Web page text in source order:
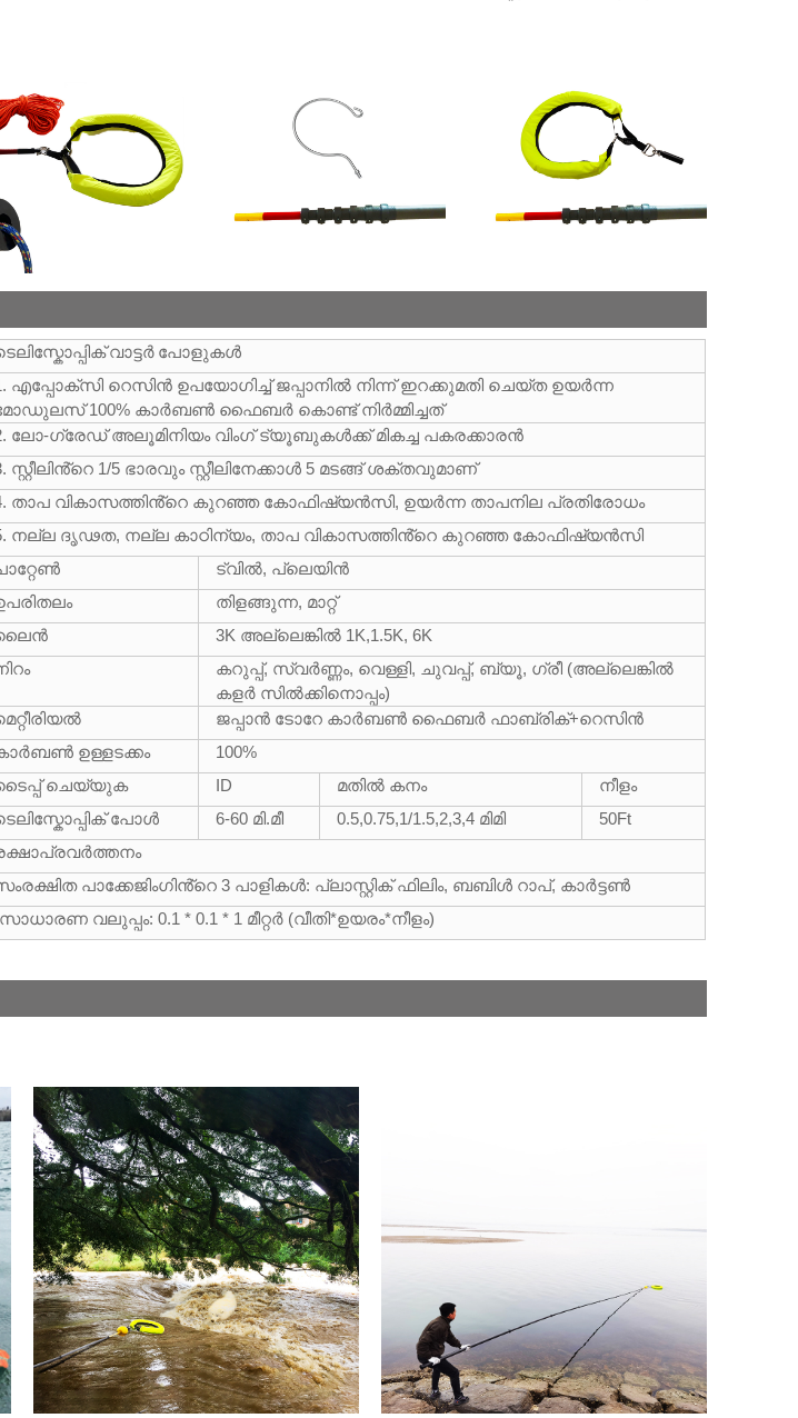
വാട്ടർ പോളുകൾ
എപ്പോക്സി റെസിൻ ഉപയോഗിച്ച് ജപ്പാനിൽ നിന്ന് ഇറക്കുമതി ചെയ്ത ഉയർന്ന
100% കാർബൺ ഫൈബർ കൊണ്ട് നിർമ്മിച്ചത്
ലോ-ഗ്രേഡ് അലൂമിനിയം വിംഗ് ട്യൂബുകൾക്ക് മികച്ച പകരക്കാരൻ
സ്റ്റീലിൻ്റെ 1/5 ഭാരവും സ്റ്റീലിനേക്കാൾ 5 മടങ്ങ് ശക്തവുമാണ്
താപ വികാസത്തിൻ്റെ കുറഞ്ഞ കോഫിഷ്യൻസി, ഉയർന്ന താപനില പ്രതിരോധം
നല്ല ദൃഢത, നല്ല കാഠിന്യം, താപ വികാസത്തിൻ്റെ കുറഞ്ഞ കോഫിഷ്യൻസി
ട്വിൽ, പ്ലെയിൻ
തിളങ്ങുന്ന, മാറ്റ്
3K അല്ലെങ്കിൽ 1K,1.5K, 6K
കറുപ്പ്, സ്വർണ്ണം, വെള്ളി, ചുവപ്പ്, ബ്യൂ, ഗ്രീ (അല്ലെങ്കിൽ
കളർ സിൽക്കിനൊപ്പം)
ജപ്പാൻ ടോറേ കാർബൺ ഫൈബർ ഫാബ്രിക്+റെസിൻ
ഉള്ളടക്കം
100%
ചെയ്യുക ID മതിൽ കനം
നീളം
പോൾ
6-60 മി.മീ 0.5,0.75,1/1.5,2,3,4 മിമി 50Ft
പാക്കേജിംഗിൻ്റെ 3 പാളികൾ: പ്ലാസ്റ്റിക് ഫിലിം, ബബിൾ റാപ്, കാർട്ടൺ
വലുപ്പം: 0.1 * 0.1 * 1 മീറ്റർ (വീതി*ഉയരം*നീളം)